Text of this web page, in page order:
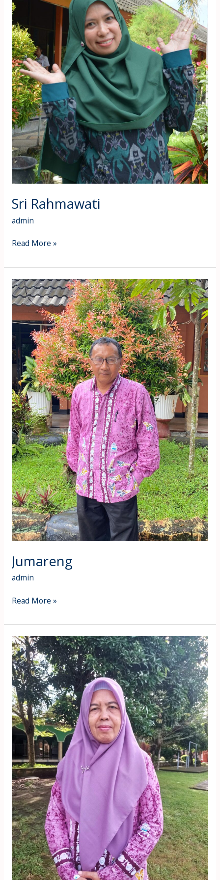
Sri Rahmawati
admin
Read More »
Jumareng
admin
Jumareng
Read More »
Herna
Suriati